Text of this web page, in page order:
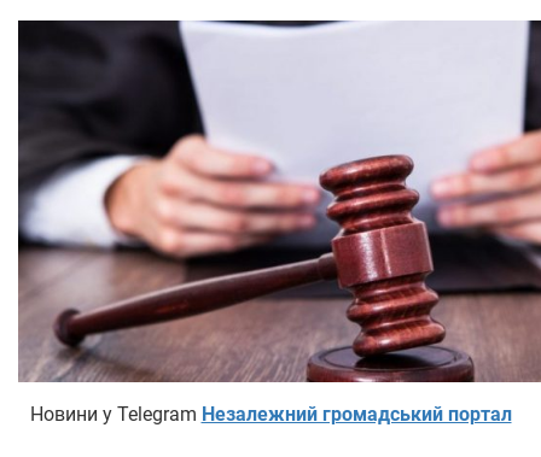
Новини у Telegram Незалежний громадський портал